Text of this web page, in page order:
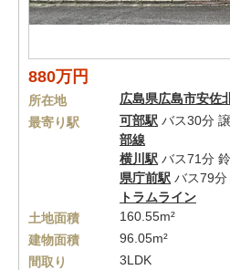
880万円
所在地 広島県広島市安佐
最寄り駅
可部駅 バス30分
部線
横川駅 バス71分
県庁前駅 バス79
トラムライン
土地面積
160.55m²
建物面積
96.05m²
間取り
3LDK